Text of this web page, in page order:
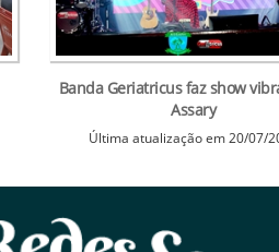
Banda Geriatricus faz show
Assary
Última atualização em 20/07/